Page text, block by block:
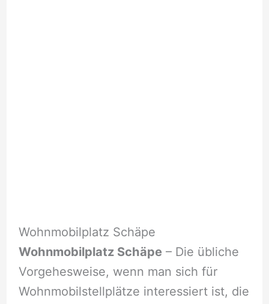
Wohnmobilplatz Schäpe
Wohnmobilplatz Schäpe– Die übliche
Vorgehesweise, wenn man sich für
Wohnmobilstellplätze interessiert ist, die